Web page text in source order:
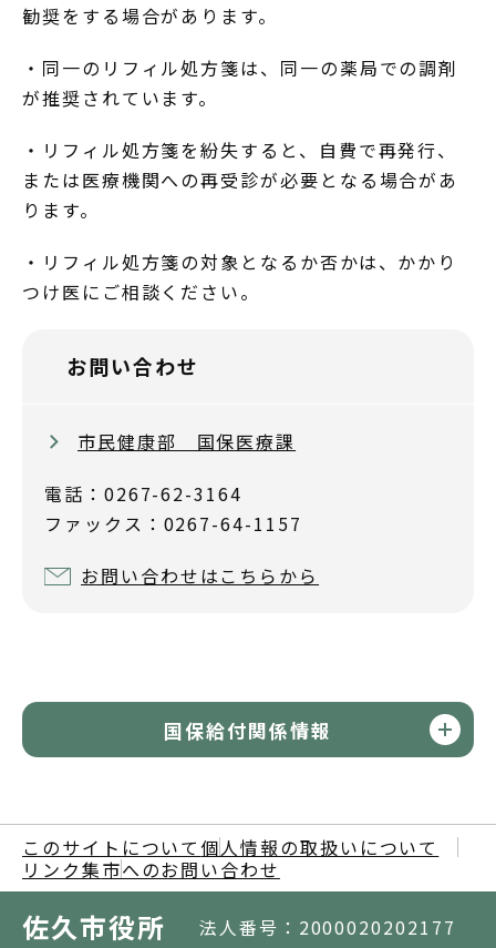
勧奨をする場合があります。
・同一のリフィル処方箋は、同一の薬局での調剤
が推奨されています。
・リフィル処方箋を紛失すると、自費で再発行、
または医療機関への再受診が必要となる場合があ
ります。
・リフィル処方箋の対象となるか否かは、かかり
つけ医にご相談ください。
お問い合わせ
市民健康部 国保医療課
電話：0267-62-3164
ファックス：0267-64-1157
お問い合わせはこちらから
国保給付関係情報
このサイトについて 個人情報の取扱いについて
リンク集市へのお問い合わせ
佐久市役所 法人番号：2000020202177